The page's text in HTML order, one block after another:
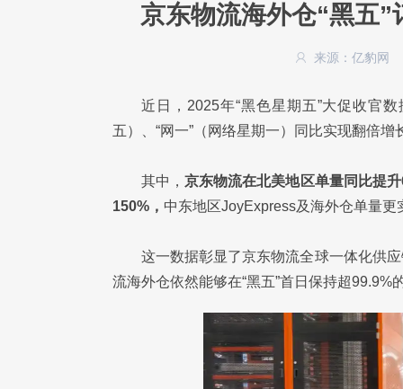
京东物流海外仓“黑五
来源：亿豹网
近日，2025年“黑色星期五”大促收官
五）、“网一”（网络星期一）同比实现翻倍增
其中，京东物流在北美地区单量同比提
150%， 中东地区JoyExpress及海外仓单量更
这一数据彰显了京东物流全球一体化供
流海外仓依然能够在“黑五”首日保持超99.9%